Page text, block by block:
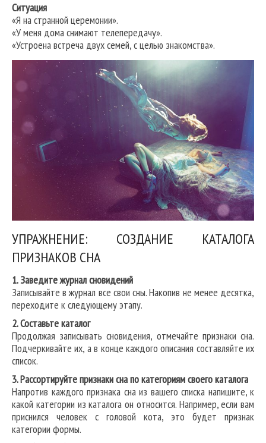
Ситуация
«Я на странной церемонии».
«У меня дома снимают телепередачу».
«Устроена встреча двух семей, с целью знакомства».
УПРАЖНЕНИЕ: СОЗДАНИЕ КАТАЛОГА
ПРИЗНАКОВ СНА
1. Заведите журнал сновидений
Записывайте в журнал все свои сны. Накопив не менее десятка,
переходите к следующему этапу.
2. Составьте каталог
Продолжая записывать сновидения, отмечайте признаки сна.
Подчеркивайте их, а в конце каждого описания составляйте их
список.
3. Рассортируйте признаки сна по категориям своего каталога
Напротив каждого признака сна из вашего списка напишите, к
какой категории из каталога он относится. Например, если вам
приснился человек с головой кота, это будет признак
категории формы.